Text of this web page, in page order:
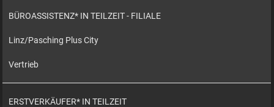
BÜROASSISTENZ* IN TEILZEIT - FILIALE
Linz/Pasching Plus City
Vertrieb
ERSTVERKÄUFER* IN TEILZEIT